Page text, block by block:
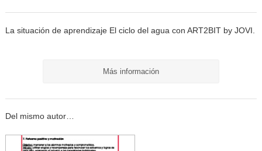
La situación de aprendizaje El ciclo del agua con ART2BIT by JOVI.
Más información
Del mismo autor…